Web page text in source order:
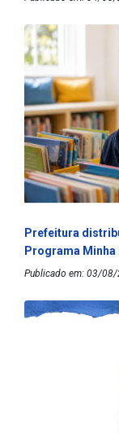
Prefeitura
Programa
Publicado em: 03/08/